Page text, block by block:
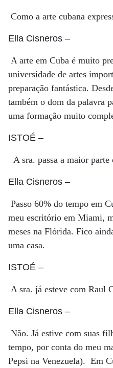
Como a arte cubana
Ella Cisneros –
A arte em Cuba é muito
universidade de artes
preparação fantástica.
também o dom da palavra
uma formação muito
ISTOÉ –
A sra. passa a maior parte
Ella Cisneros –
Passo 60% do tempo em
meu escritório em Miami,
meses na Flórida. Fico
uma casa.
ISTOÉ –
A sra. já esteve com Raul
Ella Cisneros –
Não. Já estive com suas
tempo, por conta do meu
Pepsi na Venezuela). Em